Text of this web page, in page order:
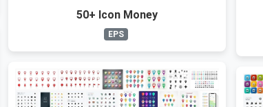
50+ Icon Money
EPS